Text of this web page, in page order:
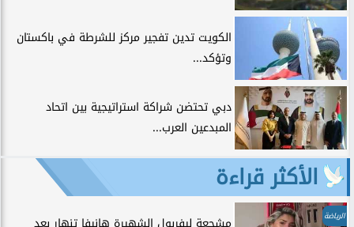
الكويت تدين تفجير مركز للشرطة في باكستان
وتؤكد...
دبي تحتضن شراكة استراتيجية بين اتحاد
المبدعين العرب...
الأكثر قراءة
الرياضة